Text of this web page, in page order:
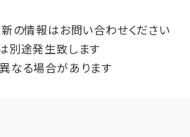
の情報はお問い合わせください
別途発生致します
なる場合があります